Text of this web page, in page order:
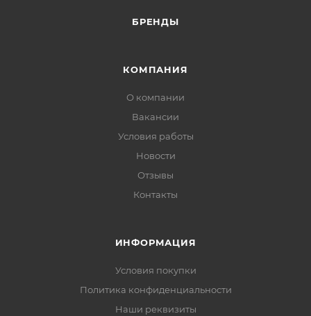
БРЕНДЫ
КОМПАНИЯ
О компании
Вакансии
Условия работы
Новости
Отзывы
Контакты
ИНФОРМАЦИЯ
Условия покупки
Политика конфиденциальности
Наши реквизиты